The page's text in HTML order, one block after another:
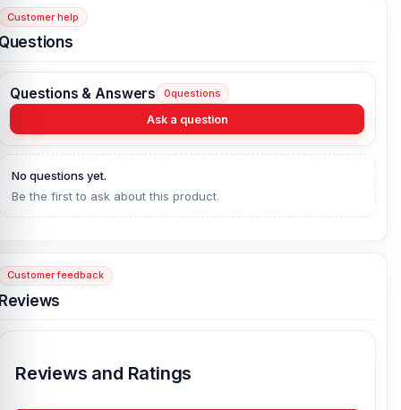
charging port flex ribbon is broken, you may need this part to
the old one.
replacement charging port flex is compatible, Please do not
Sales Service
feel free to contact us for any problem at any time:
Customer help
Questions & Answers 0questions
Ask a question
No questions yet.
Be the first to ask about this product.
Customer feedback
Reviews and Ratings